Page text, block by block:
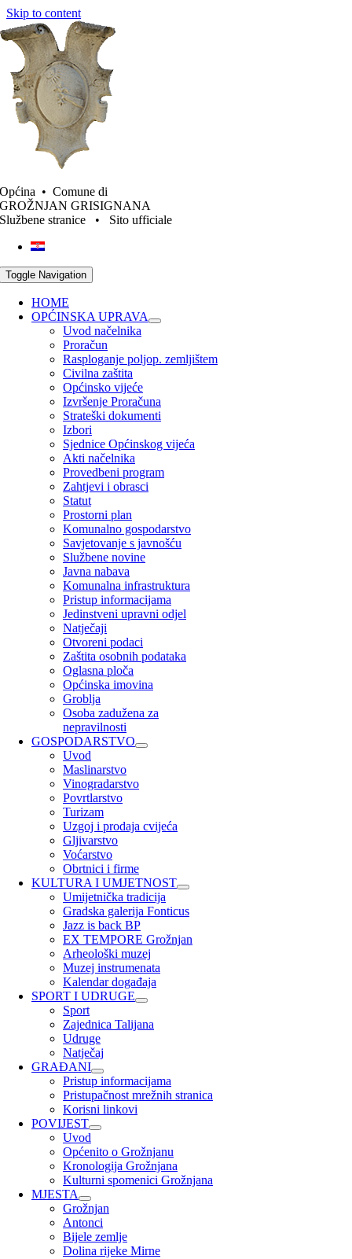
Skip to content
Općina • Comune di
GROŽNJAN GRISIGNANA
Službene stranice • Sito ufficiale
Toggle Navigation
HOME
OPĆINSKA UPRAVA
Uvod načelnika
Proračun
Rasploganje poljop. zemljištem
Civilna zaštita
Općinsko vijeće
Izvršenje Proračuna
Strateški dokumenti
Izbori
Sjednice Općinskog vijeća
Akti načelnika
Provedbeni program
Zahtjevi i obrasci
Statut
Prostorni plan
Komunalno gospodarstvo
Savjetovanje s javnošću
Službene novine
Javna nabava
Komunalna infrastruktura
Pristup informacijama
Jedinstveni upravni odjel
Natječaji
Otvoreni podaci
Zaštita osobnih podataka
Oglasna ploča
Općinska imovina
Groblja
Osoba zadužena za
nepravilnosti
GOSPODARSTVO
Uvod
Maslinarstvo
Vinogradarstvo
Povrtlarstvo
Turizam
Uzgoj i prodaja cvijeća
Gljivarstvo
Voćarstvo
Obrtnici i firme
KULTURA I UMJETNOST
Umijetnička tradicija
Gradska galerija Fonticus
Jazz is back BP
EX TEMPORE Grožnjan
Arheološki muzej
Muzej instrumenata
Kalendar događaja
SPORT I UDRUGE
Sport
Zajednica Talijana
Udruge
Natječaj
GRAĐANI
Pristup informacijama
Pristupačnost mrežnih stranica
Korisni linkovi
POVIJEST
Uvod
Općenito o Grožnjanu
Kronologija Grožnjana
Kulturni spomenici Grožnjana
MJESTA
Grožnjan
Antonci
Bijele zemlje
Dolina rijeke Mirne